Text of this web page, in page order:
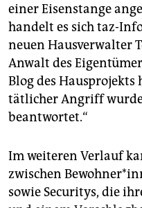
einer Eisenstange
handelt es sich taz-
neuen Hausverwalter
Anwalt des
Blog des Hausprojekts
tätlicher Angriff
beantwortet.“
Im weiteren Verlauf
zwischen
sowie Securitys, die